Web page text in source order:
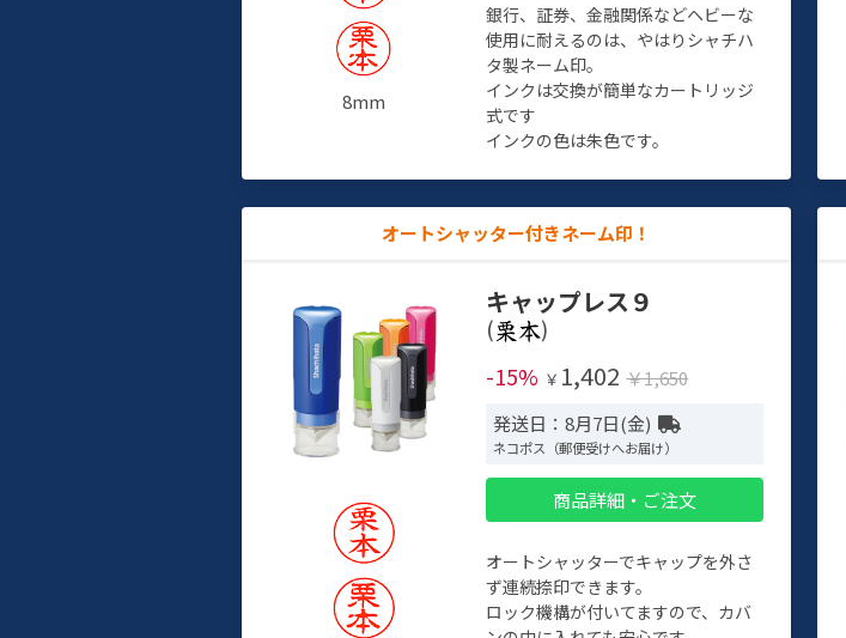
8mm
銀行、証券、金融関係などヘビーな
使用に耐えるのは、やはりシャチハ
タ製ネーム印。
インクは交換が簡単なカートリッジ
式です
インクの色は朱色です。
オートシャッター付きネーム印！
キャップレス９
(
)
-15% ￥ 1,402 ￥1,650
発送日：8月7日(金)
ネコポス（郵便受けへお届け）
商品詳細・ご注文
オートシャッターでキャップを外さ
ず連続捺印できます。
ロック機構が付いてますので、カバ